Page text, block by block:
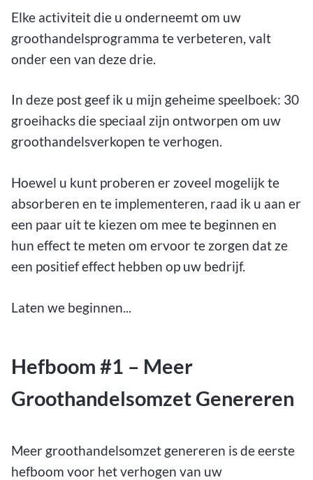
Elke activiteit die u onderneemt om uw
groothandelsprogramma te verbeteren, valt
onder een van deze drie.
In deze post geef ik u mijn geheime speelboek: 30
groeihacks die speciaal zijn ontworpen om uw
groothandelsverkopen te verhogen.
Hoewel u kunt proberen er zoveel mogelijk te
absorberen en te implementeren, raad ik u aan er
een paar uit te kiezen om mee te beginnen en
hun effect te meten om ervoor te zorgen dat ze
een positief effect hebben op uw bedrijf.
Laten we beginnen...
Hefboom #1 – Meer
Groothandelsomzet Genereren
Meer groothandelsomzet genereren is de eerste
hefboom voor het verhogen van uw